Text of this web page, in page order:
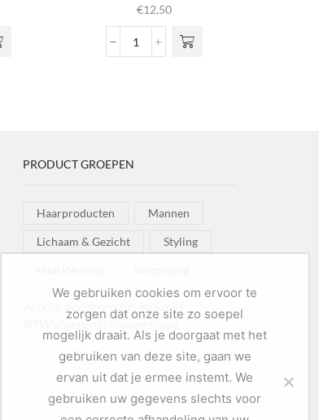
€12,50
Volume
PRODUCT GROEPEN
Haarproducten Mannen
Lichaam & Gezicht Styling
Al onze goederen zijn inclusief
BTW afgebeeld in onze shop!
We gebruiken cookies om ervoor te
zorgen dat onze site zo soepel
mogelijk draait. Als je doorgaat met het
gebruiken van deze site, gaan we
ervan uit dat je ermee instemt. We
gebruiken uw gegevens slechts voor